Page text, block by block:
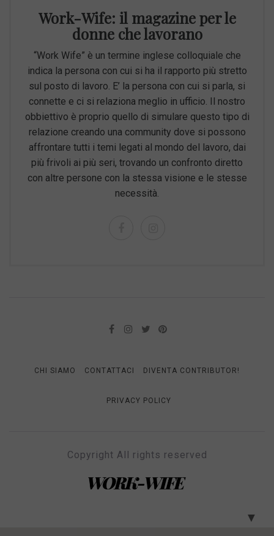
Work-Wife: il magazine per le
donne che lavorano
“Work Wife” è un termine inglese colloquiale che
indica la persona con cui si ha il rapporto più stretto
sul posto di lavoro. E’ la persona con cui si parla, si
connette e ci si relaziona meglio in ufficio. Il nostro
obbiettivo è proprio quello di simulare questo tipo di
relazione creando una community dove si possono
affrontare tutti i temi legati al mondo del lavoro, dai
più frivoli ai più seri, trovando un confronto diretto
con altre persone con la stessa visione e le stesse
necessità.
CHI SIAMO CONTATTACI DIVENTA CONTRIBUTOR!
PRIVACY POLICY
Copyright All rights reserved
WORK-WIFE
▼